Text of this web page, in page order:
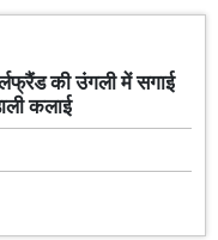
की उंगली में सगाई
कलाई